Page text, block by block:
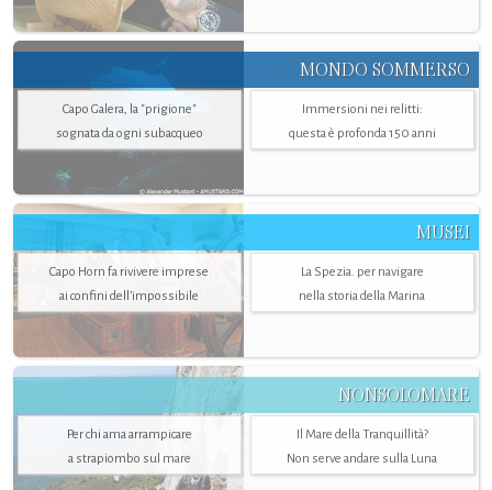
MONDO SOMMERSO
Capo Galera, la "prigione"
sognata da ogni subacqueo
Immersioni nei relitti:
questa è profonda 150 anni
MUSEI
Capo Horn fa rivivere imprese
ai confini dell’impossibile
La Spezia. per navigare
nella storia della Marina
NONSOLOMARE
Per chi ama arrampicare
a strapiombo sul mare
Il Mare della Tranquillità?
Non serve andare sulla Luna